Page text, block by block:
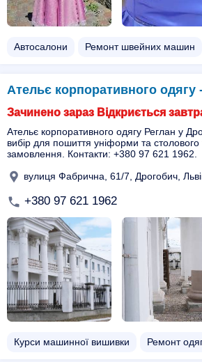
Автосалони Ремонт швейних машин
Ательє корпоративного одягу
Зачинено зараз Відкриється
Ательє корпоративного одягу Реглан у
вибір для пошиття уніформи та
замовлення. Контакти: +380 97 621 1962.
вулиця Фабрична, 61/7, Дрогобич,
+380 97 621 1962
Курси машинної вишивки Ремонт